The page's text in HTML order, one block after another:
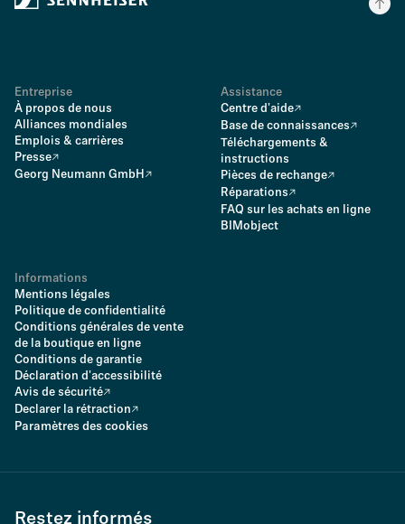
Entreprise
À propos de nous
Alliances mondiales
Emplois & carrières
Presse
Georg Neumann GmbH
Assistance
Centre d'aide
Base de connaissances
Téléchargements &
instructions
Pièces de rechange
Réparations
FAQ sur les achats en ligne
BIMobject
Informations
Mentions légales
Politique de confidentialité
Conditions générales de vente
de la boutique en ligne
Conditions de garantie
Déclaration d'accessibilité
Avis de sécurité
Declarer la rétraction
Paramètres des cookies
Restez informés